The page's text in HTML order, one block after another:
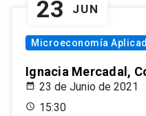
23 JUN
Microeconomía
Ignacia Mercadal,
23 de Junio de 2021
15:30